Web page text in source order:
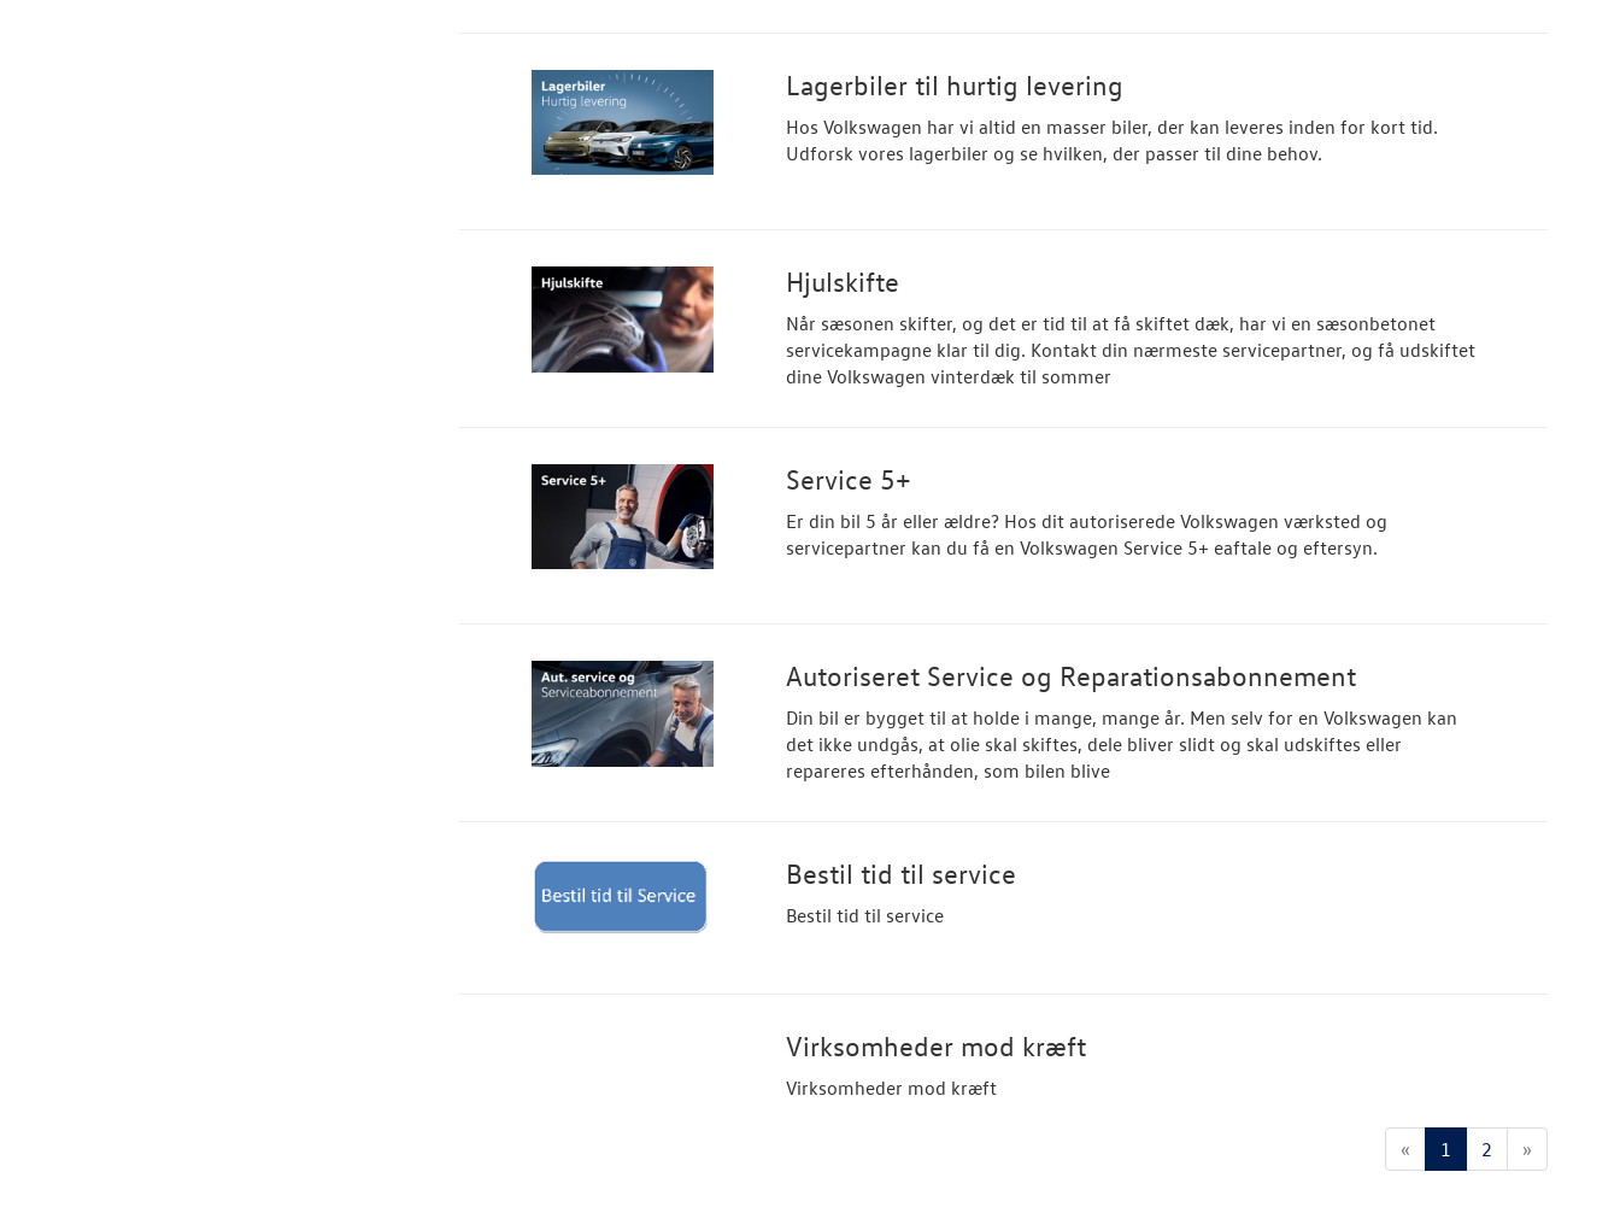
Lagerbiler til hurtig levering
Hos Volkswagen har vi altid en masser biler, der kan leveres inden for kort tid.
Udforsk vores lagerbiler og se hvilken, der passer til dine behov.
Hjulskifte
Når sæsonen skifter, og det er tid til at få skiftet dæk, har vi en sæsonbetonet
servicekampagne klar til dig. Kontakt din nærmeste servicepartner, og få udskiftet
dine Volkswagen vinterdæk til sommer
Service 5+
Er din bil 5 år eller ældre? Hos dit autoriserede Volkswagen værksted og
servicepartner kan du få en Volkswagen Service 5+ eaftale og eftersyn.
Autoriseret Service og Reparationsabonnement
Din bil er bygget til at holde i mange, mange år. Men selv for en Volkswagen kan
det ikke undgås, at olie skal skiftes, dele bliver slidt og skal udskiftes eller
repareres efterhånden, som bilen blive
Bestil tid til service
Bestil tid til service
Virksomheder mod kræft
Virksomheder mod kræft
« 1 2 »